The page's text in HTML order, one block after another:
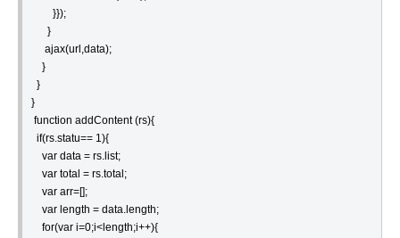
        }});
      }
     ajax(url,data);
    }
  }
}
function addContent (rs){
  if(rs.statu== 1){
    var data = rs.list;
    var total = rs.total;
    var arr=[];
    var length = data.length;
    for(var i=0;i<length;i++){